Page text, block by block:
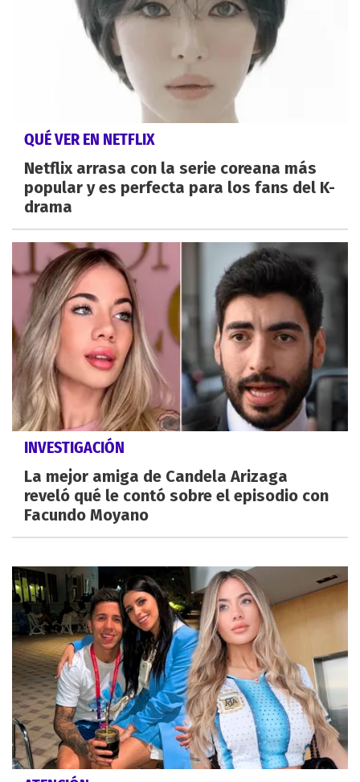
QUÉ VER EN NETFLIX
Netflix arrasa con la serie coreana más
popular y es perfecta para los fans del K-
drama
INVESTIGACIÓN
La mejor amiga de Candela Arizaga
reveló qué le contó sobre el episodio con
Facundo Moyano